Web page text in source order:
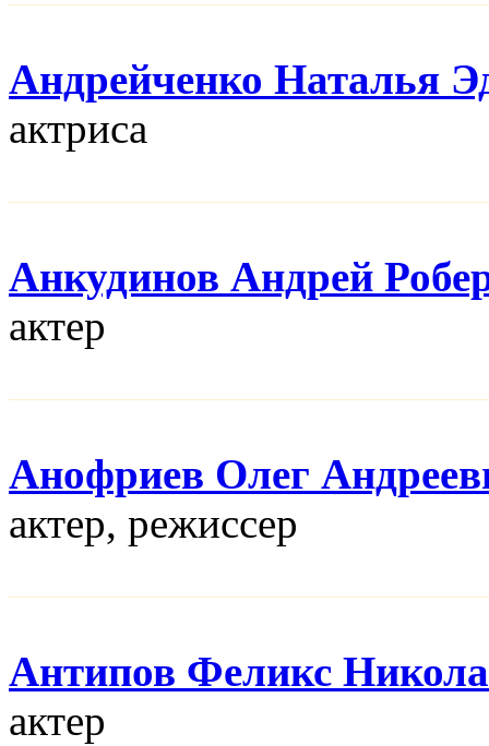
Андрейченко Наталья
актриса
Анкудинов Андрей
актер
Анофриев Олег
актер, режисcер
Антипов Феликс
актер